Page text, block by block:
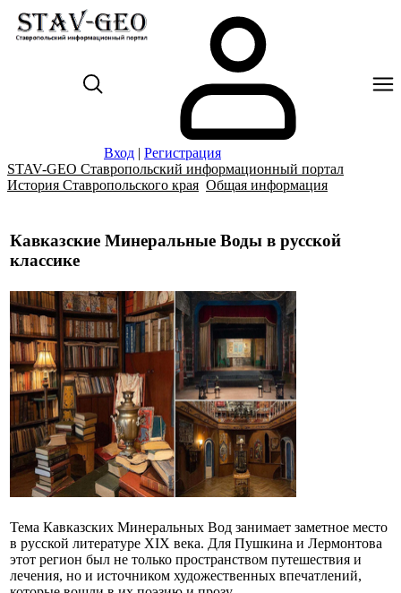
Вход | Регистрация
STAV-GEO Ставропольский информационный портал
История Ставропольского края Общая информация
Кавказские Минеральные Воды в русской
классике
Тема Кавказских Минеральных Вод занимает заметное место
в русской литературе XIX века. Для Пушкина и Лермонтова
этот регион был не только пространством путешествия и
лечения, но и источником художественных впечатлений,